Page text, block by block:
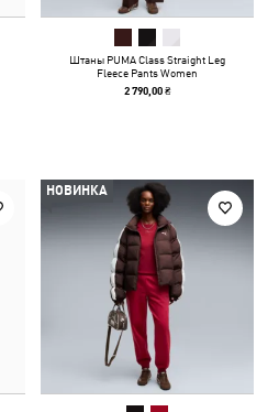
Штаны PUMA Class Straight Leg
Fleece Pants Women
2 790,00 ₴
НОВИНКА